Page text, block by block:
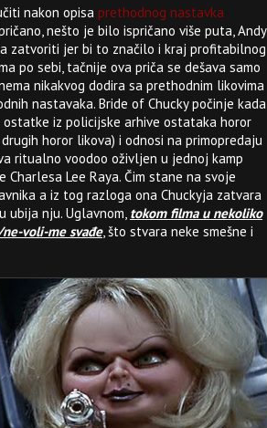
nakon opisa prethodnog nastavka
nešto je bilo ispričano više puta, Andy
zatvoriti jer bi to značilo i kraj profitabilnog
po sebi, tačnije ova priča se dešava samo
nikakvog dodira sa prethodnim likovima
nastavaka. Bride of Chucky počinje kada
iz policijske arhive ostataka horor
horor likova) i odnosi na primopredaju
ritualno voodoo oživljen u jednoj kamp
Lee Raya. Čim stane na svoje
a iz tog razloga ona Chuckyja zatvara
ubija nju. Uglavnom, tokom filma u nekoliko
voli-me svađe, što stvara neke smešne i